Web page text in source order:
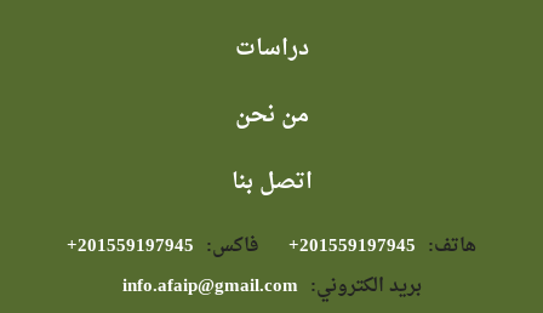
دراسات
من نحن
اتصل بنا
هاتف: فاكس:
بريد الكتروني: info.afaip@gmail.com